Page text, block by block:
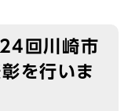
回川崎市
を行いま